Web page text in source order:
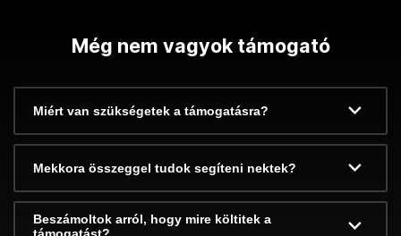
Még nem vagyok támogató
Miért van szükségetek a támogatásra?
Mekkora összeggel tudok segíteni nektek?
Beszámoltok arról, hogy mire költitek a